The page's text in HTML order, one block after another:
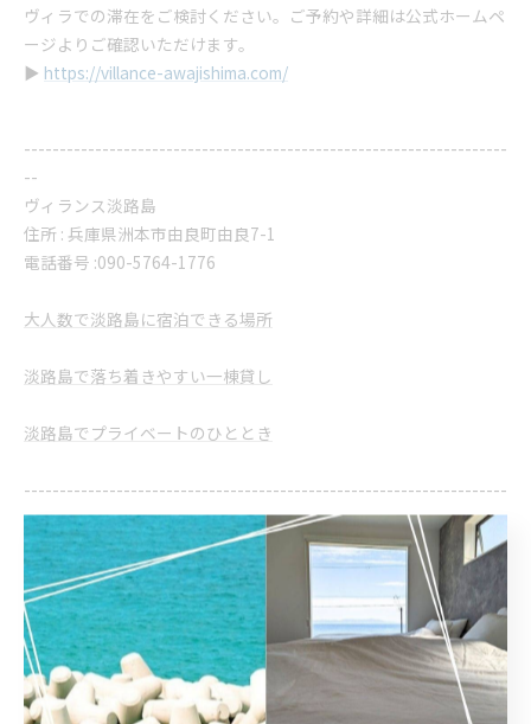
ヴィラでの滞在をご検討ください。ご予約や詳細は公式ホームペ
ージよりご確認いただけます。
▶︎ https://villance-awajishima.com/
--------------------------------------------------------------------
--
ヴィランス淡路島
住所 : 兵庫県洲本市由良町由良7-1
電話番号 :​090-5764-1776
大人数で淡路島に宿泊できる場所
淡路島で落ち着きやすい一棟貸し
淡路島でプライベートのひととき
--------------------------------------------------------------------
--
大人数 一棟貸し プライベート
< 前のページ 一覧に戻る 次のページ >